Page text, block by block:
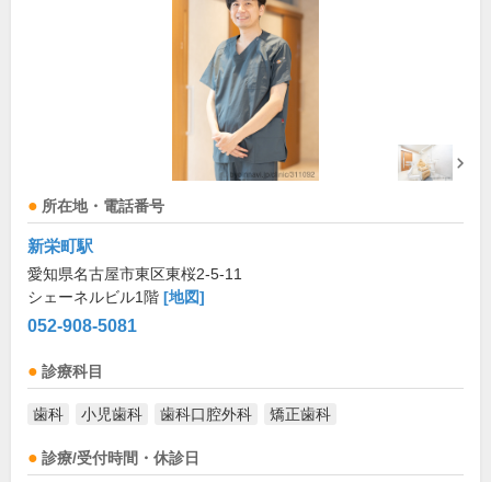
所在地・電話番号
新栄町駅
愛知県名古屋市東区東桜2-5-11
シェーネルビル1階 [地図]
052-908-5081
診療科目
歯科 小児歯科 歯科口腔外科 矯正歯科
診療/受付時間・休診日